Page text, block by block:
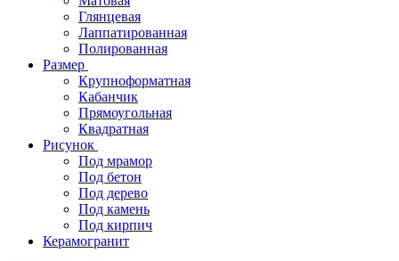
Глянцевая
Лаппатированная
Полированная
Размер
Крупноформатная
Кабанчик
Прямоугольная
Квадратная
Рисунок
Под мрамор
Под бетон
Под дерево
Под камень
Под кирпич
Керамогранит